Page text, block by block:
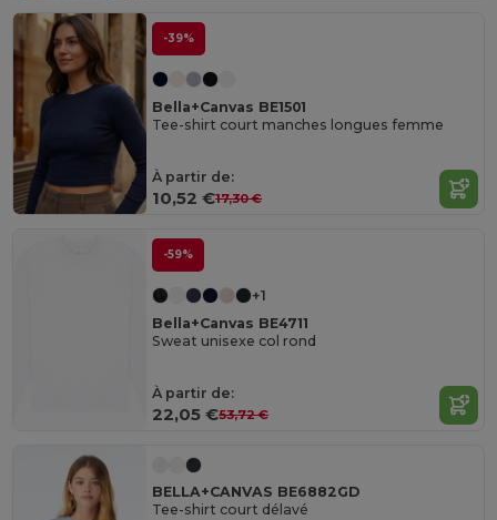
-39%
Bella+Canvas BE1501
Tee-shirt court manches longues femme
À partir de:
10,52 €17,30 €
-59%
+1
Bella+Canvas BE4711
Sweat unisexe col rond
À partir de:
22,05 €53,72 €
BELLA+CANVAS BE6882GD
Tee-shirt court délavé